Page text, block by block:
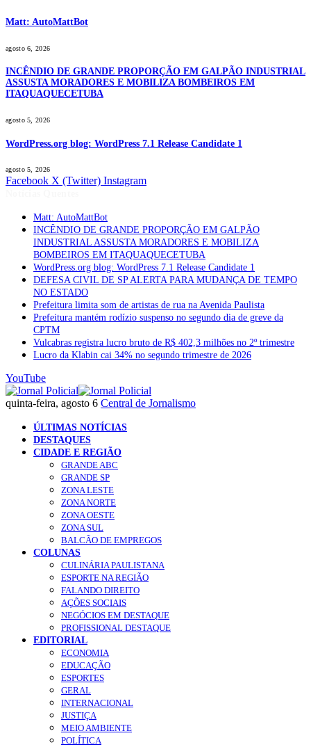
Matt: AutoMattBot
agosto 6, 2026
INCÊNDIO DE GRANDE PROPORÇÃO EM GALPÃO INDUSTRIAL
ASSUSTA MORADORES E MOBILIZA BOMBEIROS EM
ITAQUAQUECETUBA
agosto 5, 2026
WordPress.org blog: WordPress 7.1 Release Candidate 1
agosto 5, 2026
Facebook X (Twitter) Instagram
Matt: AutoMattBot
INCÊNDIO DE GRANDE PROPORÇÃO EM GALPÃO
INDUSTRIAL ASSUSTA MORADORES E MOBILIZA
BOMBEIROS EM ITAQUAQUECETUBA
WordPress.org blog: WordPress 7.1 Release Candidate 1
DEFESA CIVIL DE SP ALERTA PARA MUDANÇA DE TEMPO
NO ESTADO
Prefeitura limita som de artistas de rua na Avenida Paulista
Prefeitura mantém rodízio suspenso no segundo dia de greve da
CPTM
Vulcabras registra lucro bruto de R$ 402,3 milhões no 2º trimestre
Lucro da Klabin cai 34% no segundo trimestre de 2026
YouTube
quinta-feira, agosto 6 Central de Jornalismo
ÚLTIMAS NOTÍCIAS
DESTAQUES
CIDADE E REGIÃO
GRANDE ABC
GRANDE SP
ZONA LESTE
ZONA NORTE
ZONA OESTE
ZONA SUL
BALCÃO DE EMPREGOS
COLUNAS
CULINÁRIA PAULISTANA
ESPORTE NA REGIÃO
FALANDO DIREITO
AÇÕES SOCIAIS
NEGÓCIOS EM DESTAQUE
PROFISSIONAL DESTAQUE
EDITORIAL
ECONOMIA
EDUCAÇÃO
ESPORTES
GERAL
INTERNACIONAL
JUSTIÇA
MEIO AMBIENTE
POLÍTICA